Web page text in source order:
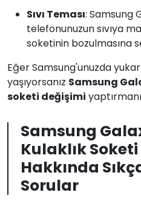
Sıvı Teması: Samsung
telefonunuzun sıvıya
soketinin bozulmasına
Eğer Samsung'unuzda
yaşıyorsanız Samsung
soketi değişimi
Samsung
Kulaklık
Hakkında
Sorular